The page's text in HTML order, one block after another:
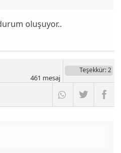
oluşuyor..
Teşekkür: 2
461 mesaj